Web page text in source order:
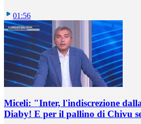
01:56
Miceli: "Inter, l'indiscrezione
Diaby! E per il pallino di Chivu